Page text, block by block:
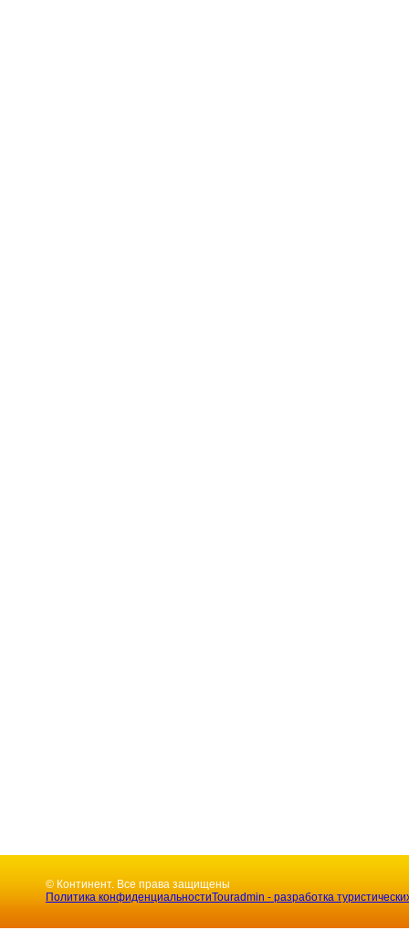
© Континент. Все права защищены
Политика конфиденциальностиTouradmin - разработка